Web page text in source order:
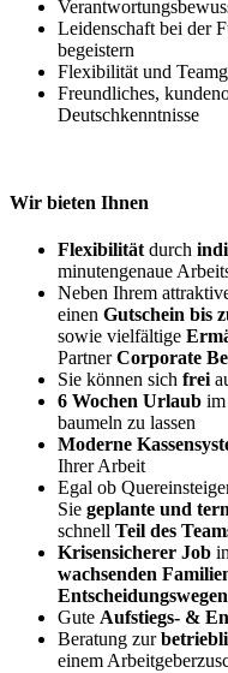
Leidenschaft bei der
begeistern
Flexibilität und
Freundliches,
Deutschkenntnisse
Wir bieten Ihnen
Flexibilitätdurch
minutengenaue
Neben Ihrem
einen Gutschein bis
sowie vielfältige
PartnerCorporate
Sie können sich frei
6 Wochen Urlaub im
baumeln zu lassen
Moderne
Ihrer Arbeit
Egal ob
Sie geplante und
schnell Teil des
Krisensicherer Job
wachsenden
Entscheidungswegen
Gute Aufstiegs- &
Beratung zur
einem